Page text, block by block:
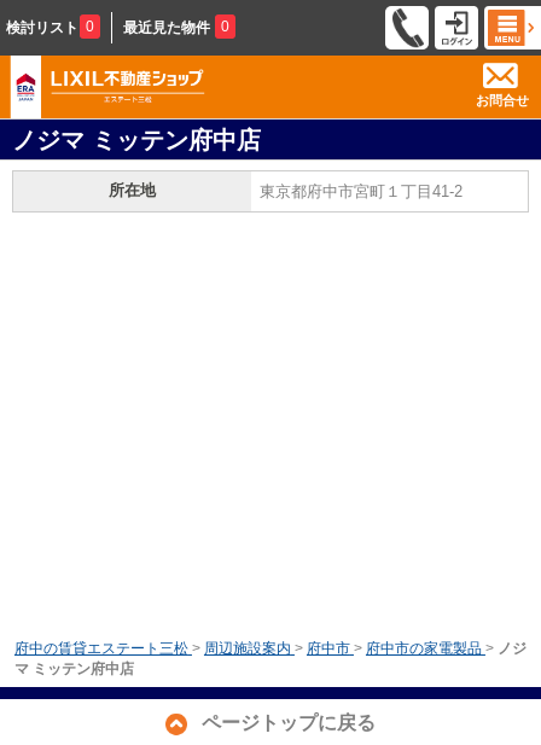
検討リスト 0 最近見た物件 0
お問合せ
ノジマ ミッテン府中店
所在地 東京都府中市宮町１丁目41-2
府中の賃貸エステート三松 > 周辺施設案内 > 府中市 > 府中市の家電製品 > ノジ
マ ミッテン府中店
ページトップに戻る